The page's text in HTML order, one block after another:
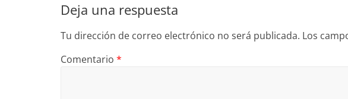
Deja una respuesta
Tu dirección de correo electrónico no será publicada. Los
Comentario *